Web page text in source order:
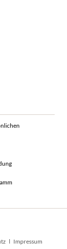
Impressum